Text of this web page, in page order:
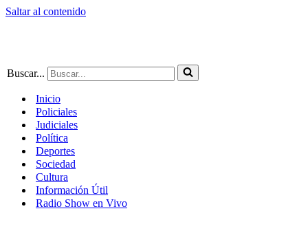
Saltar al contenido
Buscar...
Inicio
Policiales
Judiciales
Política
Deportes
Sociedad
Cultura
Información Útil
Radio Show en Vivo